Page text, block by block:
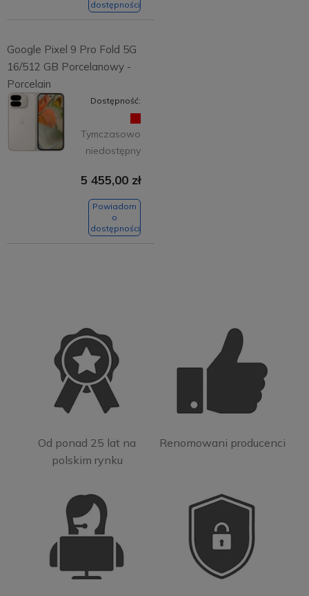
dostępności
Google Pixel 9 Pro Fold 5G
16/512 GB Porcelanowy -
Porcelain
Dostępność:
Tymczasowo
niedostępny
5 455,00 zł
Powiadom
o
dostępności
Od ponad 25 lat na
polskim rynku
Renomowani producenci